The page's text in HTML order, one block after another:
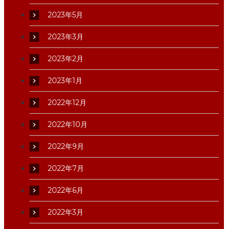
2023年5月
2023年3月
2023年2月
2023年1月
2022年12月
2022年10月
2022年9月
2022年7月
2022年6月
2022年3月